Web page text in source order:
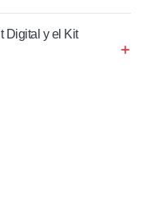
Digital y el Kit